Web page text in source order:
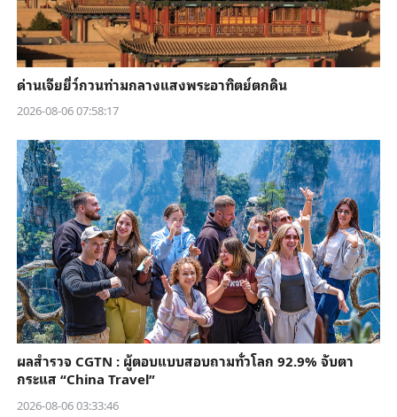
ด่านเจียยี่ว์กวนท่ามกลางแสงพระอาทิตย์ตกดิน
2026-08-06 07:58:17
ผลสำรวจ CGTN : ผู้ตอบแบบสอบถามทั่วโลก 92.9% จับตา
กระแส “China Travel”
2026-08-06 03:33:46